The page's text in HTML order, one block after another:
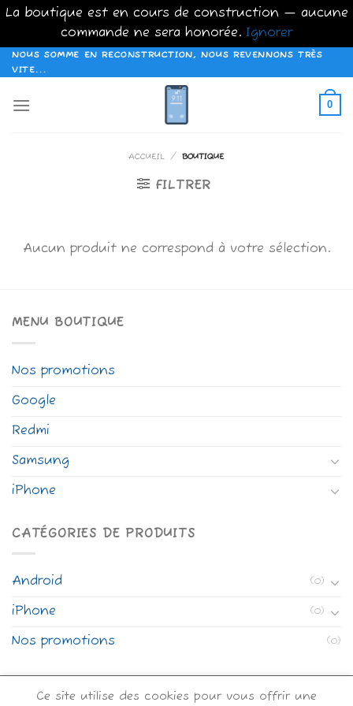
La boutique est en cours de construction — aucune
commande ne sera honorée. Ignorer
Passer
au
NOUS SOMME EN RECONSTRUCTION, NOUS REVENNONS TRÈS
VITE...
0
ACCUEIL / BOUTIQUE
FILTRER
Aucun produit ne correspond à votre sélection.
MENU BOUTIQUE
Nos promotions
Google
Redmi
Samsung
iPhone
CATÉGORIES DE PRODUITS
Android (0)
iPhone (0)
Nos promotions (0)
Ce site utilise des cookies pour vous offrir une